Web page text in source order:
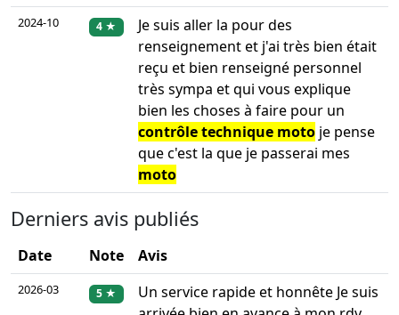
2024-10 4 ★
Je suis aller la pour des
renseignement et j'ai très bien était
reçu et bien renseigné personnel
très sympa et qui vous explique
bien les choses à faire pour un
contrôle technique moto je pense
que c'est la que je passerai mes
moto
Derniers avis publiés
Date Note Avis
2026-03 5 ★
Un service rapide et honnête Je suis